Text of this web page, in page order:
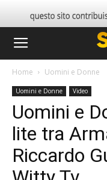
Home Uomini e Donne
Uomini e Donne Video
Uomini e
lite tra
Riccardo